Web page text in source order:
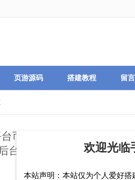
页游源码 搭建教程 留
币内购版】最新整理单机
台+全套表+前后端转换工
欢迎光临
本站声明：本站仅为个人爱好